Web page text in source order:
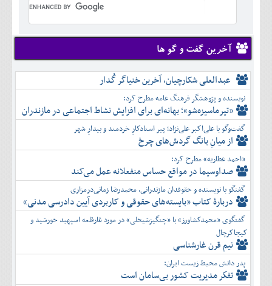
دی
بهمن
اسفند
آبان
آذر
دی
بهمن
اسفند
شهريور
مهر
آبان
آذر
دی
بهمن
اسفند
تير
مرداد
شهريور
مهر
آبان
آذر
دی
بهمن
اسفند
آخرین گفت و گو ها
عبدالعلی شکارچیان، آخرین خنیاگر گُدار
نویسنده و پژوهشگر فرهنگ عامه مطرح کرد:
«تیرماسیزه‌شو»؛ بهانه‌ای برای افزایش نشاط اجتماعی در مازندران
گفت‌وگو با علی‌اکبر علی‌نژاد؛ پیر استادکارِ خردمند و بیدارِ شهر
از میانِ بانگ گردش‌های چرخ
«احمد عطاریه» مطرح کرد:
صداوسیما در مواقع حساس منفعلانه عمل می‌کند
گفتگو با نویسنده و حقوقدان مازندرانی، محمدرضا زمانی‌درمزاری
دربارۀ کتاب ”بایسته‌های حقوقی و کاربردی آیین دادرسی مدنی»
گفتگوی «محمدکشاورز» با «چنگیزشیخلی» در مورد غارقلعه اسپهبد خورشید و
کیجاکرچال
نیم قرن غارشناسی
پدر دانش محیط زیست ایران:
تفكر مديريت کشور بی‌سامان است